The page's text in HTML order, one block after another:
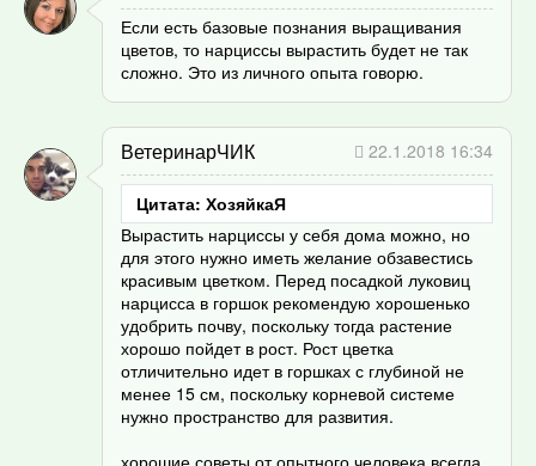
Если есть базовые познания выращивания
цветов, то нарциссы вырастить будет не так
сложно. Это из личного опыта говорю.
ВетеринарЧИК 22.1.2018 16:34
Цитата: ХозяйкаЯ
Вырастить нарциссы у себя дома можно, но
для этого нужно иметь желание обзавестись
красивым цветком. Перед посадкой луковиц
нарцисса в горшок рекомендую хорошенько
удобрить почву, поскольку тогда растение
хорошо пойдет в рост. Рост цветка
отличительно идет в горшках с глубиной не
менее 15 см, поскольку корневой системе
нужно пространство для развития.